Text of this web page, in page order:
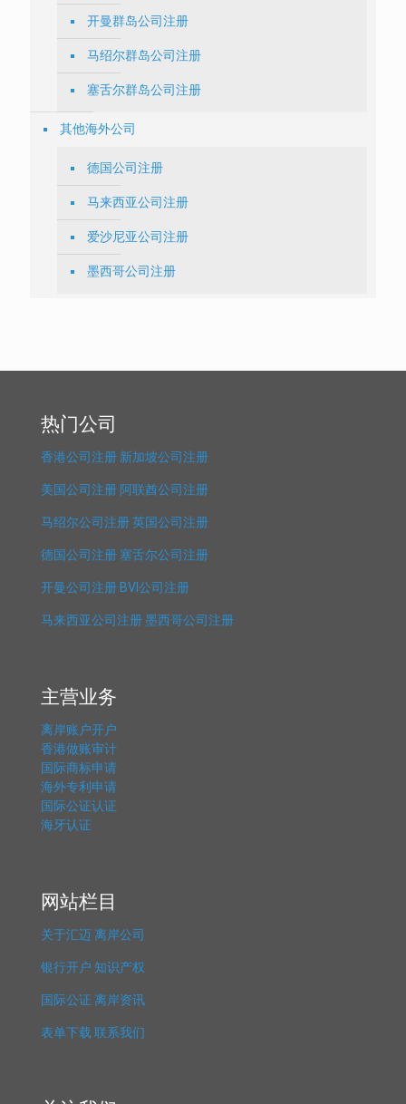
开曼群岛公司注册
马绍尔群岛公司注册
塞舌尔群岛公司注册
其他海外公司
德国公司注册
马来西亚公司注册
爱沙尼亚公司注册
墨西哥公司注册
热门公司
香港公司注册 新加坡公司注册
美国公司注册 阿联酋公司注册
马绍尔公司注册英国公司注册
德国公司注册 塞舌尔公司注册
开曼公司注册 BVI公司注册
马来西亚公司注册墨西哥公司注册
主营业务
离岸账户开户
香港做账审计
国际商标申请
海外专利申请
国际公证认证
海牙认证
网站栏目
关于汇迈离岸公司
银行开户 知识产权
国际公证 离岸资讯
表单下载 联系我们